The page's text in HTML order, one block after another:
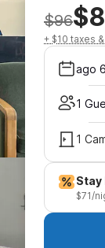
$96
+ $10 taxes
ago
1
Stay
$71/